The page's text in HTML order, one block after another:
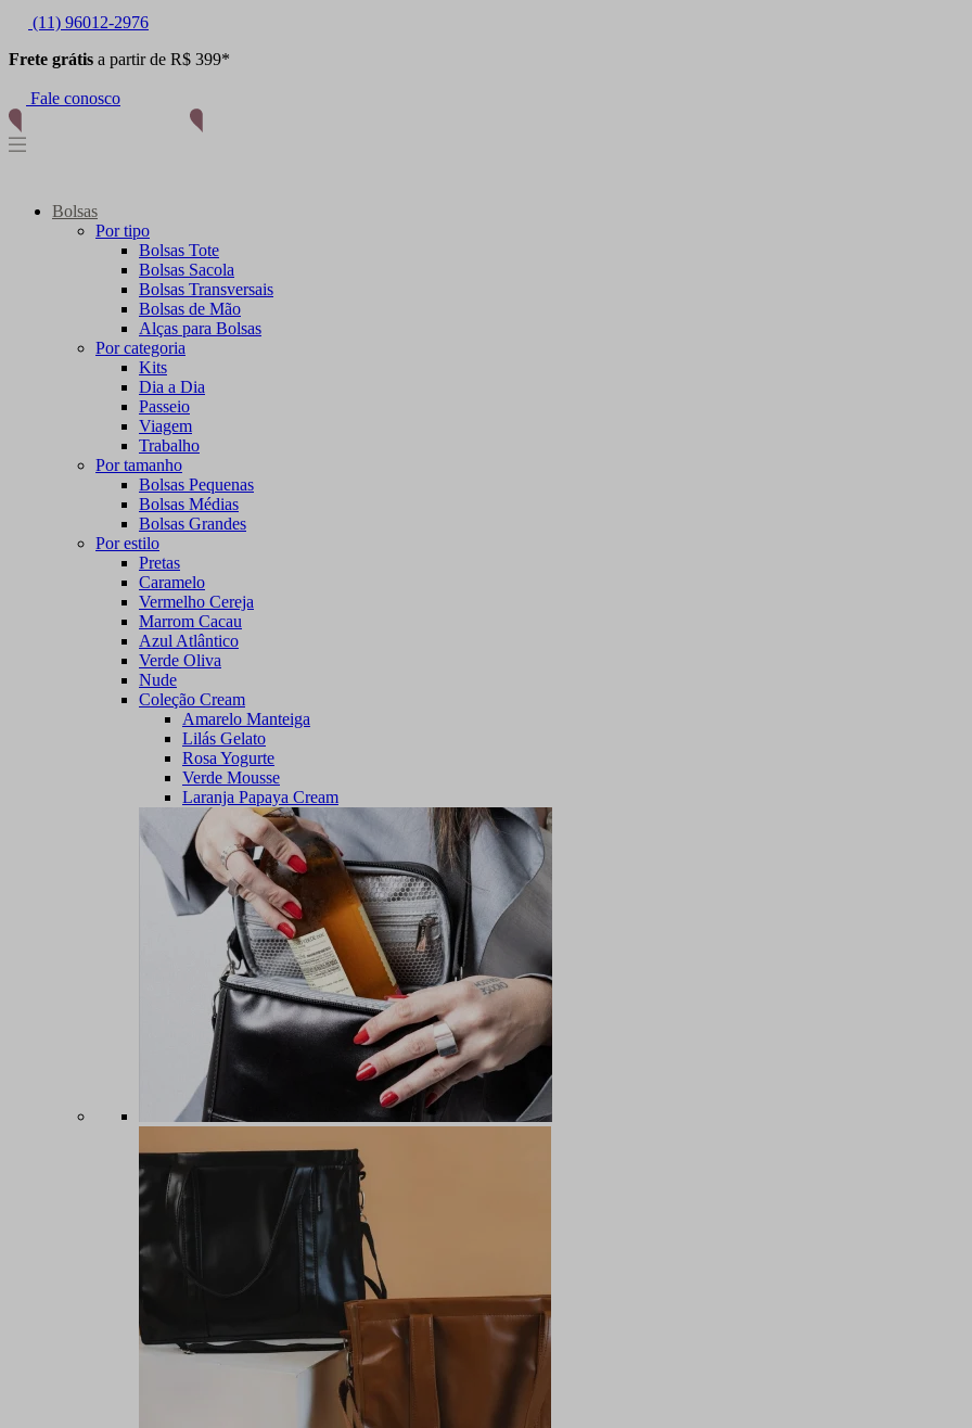
(11) 96012-2976
Frete grátis a partir de R$ 399*
Fale conosco
Bolsas
Por tipo
Bolsas Tote
Bolsas Sacola
Bolsas Transversais
Bolsas de Mão
Alças para Bolsas
Por categoria
Kits
Dia a Dia
Passeio
Viagem
Trabalho
Por tamanho
Bolsas Pequenas
Bolsas Médias
Bolsas Grandes
Por estilo
Pretas
Caramelo
Vermelho Cereja
Marrom Cacau
Azul Atlântico
Verde Oliva
Nude
Coleção Cream
Amarelo Manteiga
Lilás Gelato
Rosa Yogurte
Verde Mousse
Laranja Papaya Cream